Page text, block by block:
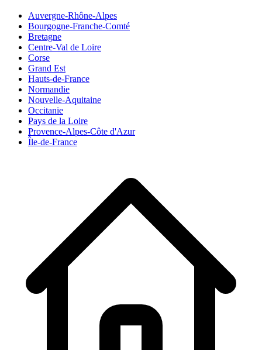
Auvergne-Rhône-Alpes
Bourgogne-Franche-Comté
Bretagne
Centre-Val de Loire
Corse
Grand Est
Hauts-de-France
Normandie
Nouvelle-Aquitaine
Occitanie
Pays de la Loire
Provence-Alpes-Côte d'Azur
Île-de-France